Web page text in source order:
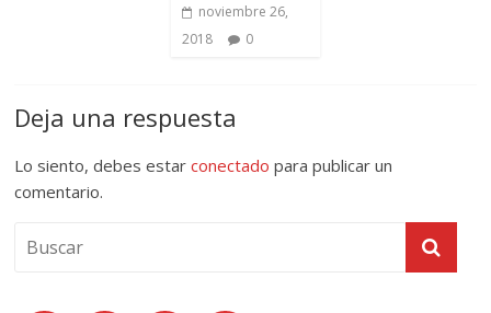
noviembre 26,
2018
0
Deja una respuesta
Lo siento, debes estarconectado para publicar un
comentario.